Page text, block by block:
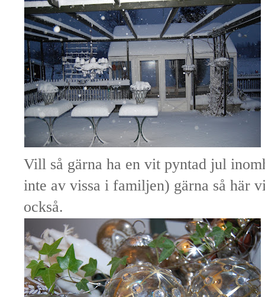
Vill så gärna ha en vit pyntad jul
inte av vissa i familjen) gärna så här
också.